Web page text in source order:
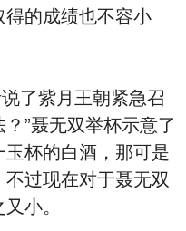
得的成绩也不容小
紫月王朝紧急召
”聂无双举杯示意了
杯的白酒，那可是
过现在对于聂无双
小。